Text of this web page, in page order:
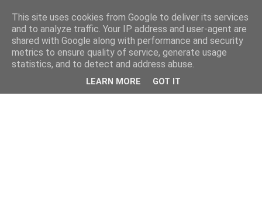
This site uses cookies from Google to deliver its services
and to analyze traffic. Your IP address and user-agent are
shared with Google along with performance and security
metrics to ensure quality of service, generate usage
statistics, and to detect and address abuse.
LEARN MORE GOT IT